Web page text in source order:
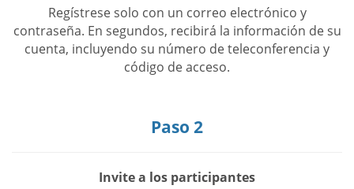
Regístrese solo con un correo electrónico y
contraseña. En segundos, recibirá la información de su
cuenta, incluyendo su número de teleconferencia y
código de acceso.
Paso 2
Invite a los participantes